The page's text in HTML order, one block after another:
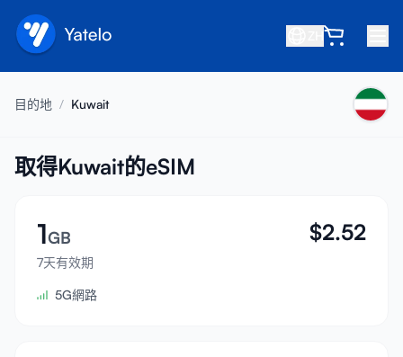
關於我們
推薦好友
成為合作夥伴
幫助中心
目的地 / Kuwait
取得Kuwait的eSIM
1GB
7天有效期
$2.52
5G網路